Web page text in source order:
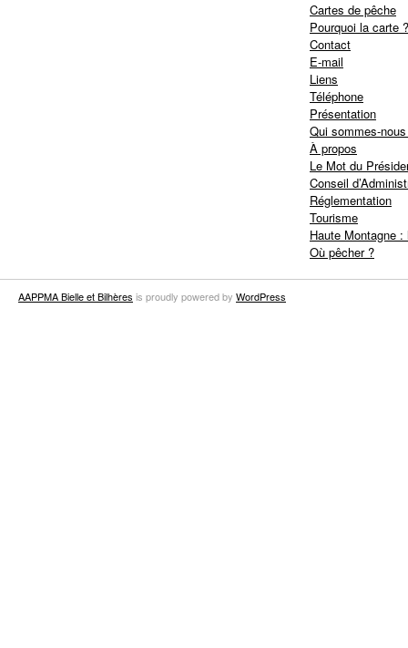
Cartes de pêche
Pourquoi la carte ?
Contact
E-mail
Liens
Téléphone
Présentation
Qui sommes-
À propos
Le Mot du
Conseil
Réglementation
Tourisme
Haute Montagne :
Où pêcher ?
AAPPMA Bielle et Bilhères is proudly powered by WordPress